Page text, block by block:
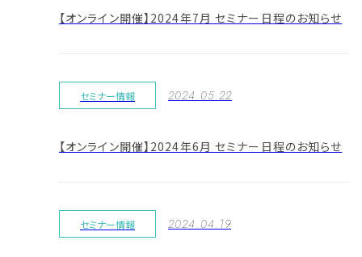
【オンライン開催】2024年7月 セミナー日程のお知らせ
セミナー情報 2024.05.22
【オンライン開催】2024年6月 セミナー日程のお知らせ
セミナー情報 2024.04.19